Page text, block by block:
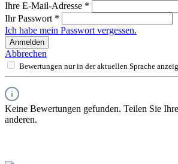
Ihre E-Mail-Adresse *
Ihr Passwort *
Ich habe mein Passwort vergessen.
Anmelden
Abbrechen
Bewertungen nur in der aktuellen Sprache
Keine Bewertungen gefunden. Teilen Sie
anderen.